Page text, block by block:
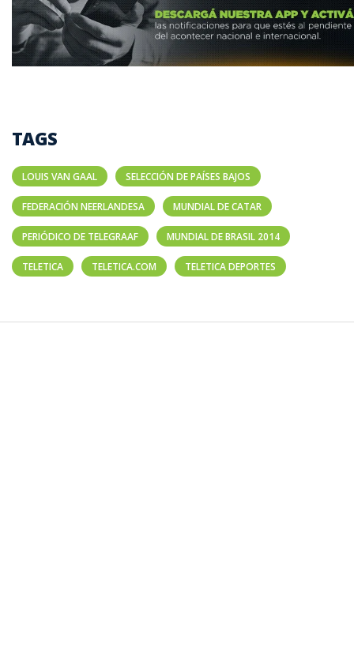
TAGS
LOUIS VAN GAAL SELECCIÓN DE PAÍSES BAJOS
FEDERACIÓN NEERLANDESA MUNDIAL DE CATAR
PERIÓDICO DE TELEGRAAF MUNDIAL DE BRASIL 2014
TELETICA TELETICA.COM TELETICA DEPORTES